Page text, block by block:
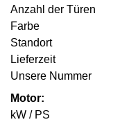
Anzahl der Türen
Farbe
Standort
Lieferzeit
Unsere Nummer
Motor:
kW / PS